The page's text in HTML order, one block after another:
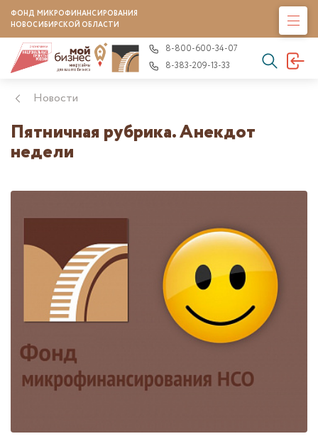
ФОНД МИКРОФИНАНСИРОВАНИЯ
НОВОСИБИРСКОЙ ОБЛАСТИ
8-800-600-34-07
8-383-209-13-33
Новости
Пятничная рубрика. Анекдот
недели